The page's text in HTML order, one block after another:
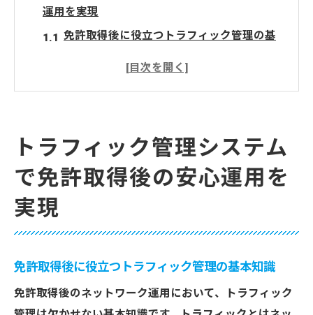
運用を実現
免許取得後に役立つトラフィック管理の基
す安定性
トラフィック管理とは何かを免許取得者向
けに解説
の信頼性
ネットワークトラフィック可視化の効果的な進
トラフィック管理システム
で免許取得後の安心運用を
実現
免許取得後に役立つトラフィック管理の基本知識
免許取得後のネットワーク運用において、トラフィック